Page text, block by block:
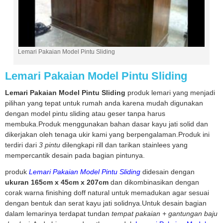
Lemari Pakaian Model Pintu Sliding
Lemari Pakaian Model Pintu Sliding
Lemari Pakaian Model Pintu Sliding produk lemari yang menjadi
pilihan yang tepat untuk rumah anda karena mudah digunakan
dengan model pintu sliding atau geser tanpa harus
membuka.Produk menggunakan bahan dasar kayu jati solid dan
dikerjakan oleh tenaga ukir kami yang berpengalaman.Produk ini
terdiri dari 3 pintu dilengkapi rill dan tarikan stainlees yang
mempercantik desain pada bagian pintunya.
produk Lemari Pakaian Model Pintu Sliding didesain dengan
ukuran 165cm x 45cm x 207cm dan dikombinasikan dengan
corak warna finishing doff natural untuk memadukan agar sesuai
dengan bentuk dan serat kayu jati solidnya.Untuk desain bagian
dalam lemarinya terdapat tundan tempat pakaian + gantungan baju